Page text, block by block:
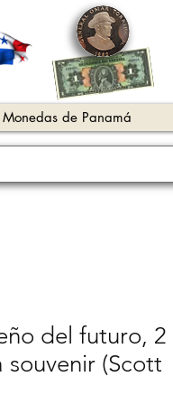
Monedas de Panamá
del futuro, 2
souvenir (Scott